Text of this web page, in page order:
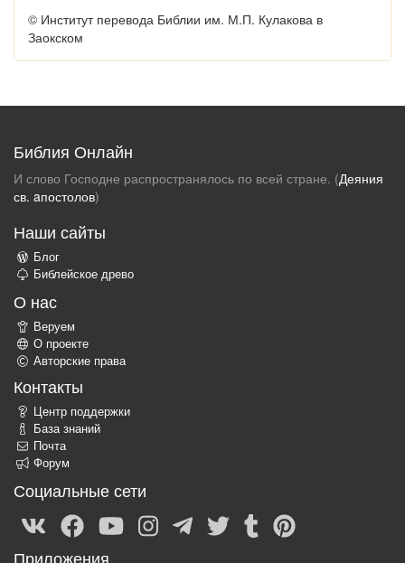
© Институт перевода Библии им. М.П. Кулакова в
Заокском
Библия Онлайн
И слово Господне распространялось по всей стране. (Деяния
св. aпостолов)
Наши сайты
Блог
Библейское древо
О нас
Веруем
О проекте
Авторские права
Контакты
Центр поддержки
База знаний
Почта
Форум
Социальные сети
Приложения